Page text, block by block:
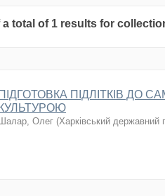
total of 1 results for
ПІДГОТОВКА ПІДЛІТКІВ ДО
КУЛЬТУРОЮ
Шалар, Олег (Харківський державний